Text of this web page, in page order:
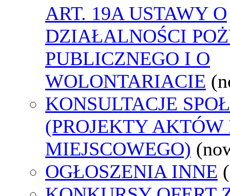
ART. 19A USTAWY O
DZIAŁALNOŚCI
PUBLICZNEGO I O
WOLONTARIACIE
KONSULTACJE
(PROJEKTY AKTÓW
MIEJSCOWEGO)
OGŁOSZENIA INNE